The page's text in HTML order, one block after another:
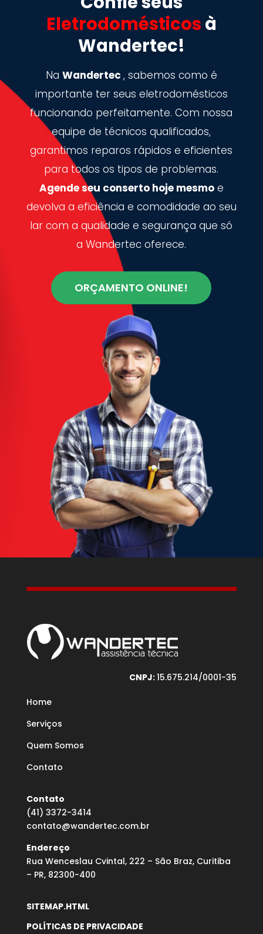
Eletrodomésticos à
Wandertec!
Na Wandertec, sabemos como é
importante ter seus eletrodomésticos
funcionando perfeitamente. Com nossa
equipe de técnicos qualificados,
garantimos reparos rápidos e eficientes
para todos os tipos de problemas.
Agende seu conserto hoje mesmoe
devolva a eficiência e comodidade ao seu
lar com a qualidade e segurança que só
a Wandertec oferece.
ORÇAMENTO ONLINE!
CNPJ:15.675.214/0001-35
Home
Serviços
Quem Somos
Contato
Contato
(41) 3372-3414
contato@wandertec.com.br
Endereço
Rua Wenceslau Cvintal, 222 – São Braz, Curitiba
– PR, 82300-400
SITEMAP.HTML
POLÍTICAS DE PRIVACIDADE